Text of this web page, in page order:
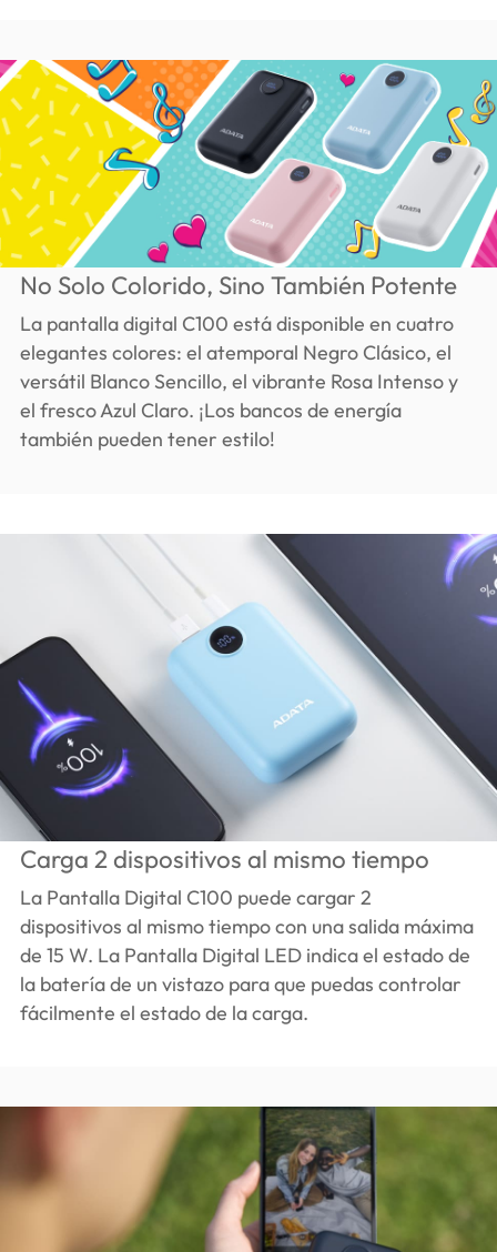
No Solo Colorido, Sino También Potente
La pantalla digital C100 está disponible en cuatro
elegantes colores: el atemporal Negro Clásico, el
versátil Blanco Sencillo, el vibrante Rosa Intenso y
el fresco Azul Claro. ¡Los bancos de energía
también pueden tener estilo!
Carga 2 dispositivos al mismo tiempo
La Pantalla Digital C100 puede cargar 2
dispositivos al mismo tiempo con una salida máxima
de 15 W. La Pantalla Digital LED indica el estado de
la batería de un vistazo para que puedas controlar
fácilmente el estado de la carga.